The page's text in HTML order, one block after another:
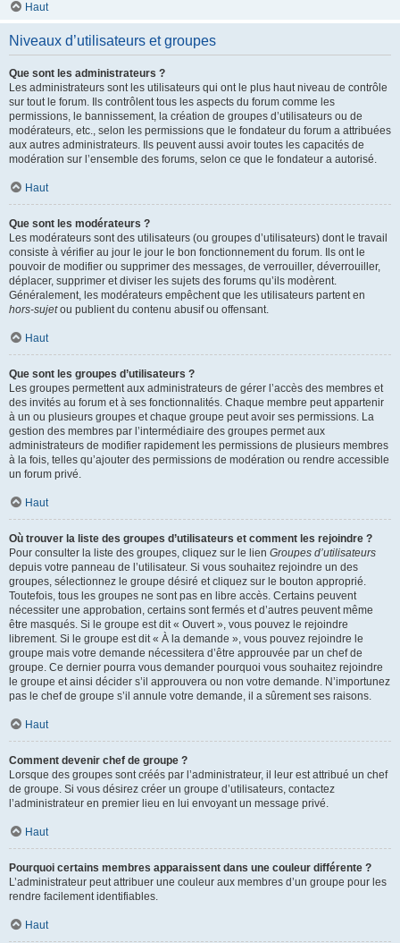
Haut
Niveaux d’utilisateurs et groupes
Que sont les administrateurs ?
Les administrateurs sont les utilisateurs qui ont le plus haut niveau de contrôle
sur tout le forum. Ils contrôlent tous les aspects du forum comme les
permissions, le bannissement, la création de groupes d’utilisateurs ou de
modérateurs, etc., selon les permissions que le fondateur du forum a attribuées
aux autres administrateurs. Ils peuvent aussi avoir toutes les capacités de
modération sur l’ensemble des forums, selon ce que le fondateur a autorisé.
Haut
Que sont les modérateurs ?
Les modérateurs sont des utilisateurs (ou groupes d’utilisateurs) dont le travail
consiste à vérifier au jour le jour le bon fonctionnement du forum. Ils ont le
pouvoir de modifier ou supprimer des messages, de verrouiller, déverrouiller,
déplacer, supprimer et diviser les sujets des forums qu’ils modèrent.
Généralement, les modérateurs empêchent que les utilisateurs partent en
hors-sujetou publient du contenu abusif ou offensant.
Haut
Que sont les groupes d’utilisateurs ?
Les groupes permettent aux administrateurs de gérer l’accès des membres et
des invités au forum et à ses fonctionnalités. Chaque membre peut appartenir
à un ou plusieurs groupes et chaque groupe peut avoir ses permissions. La
gestion des membres par l’intermédiaire des groupes permet aux
administrateurs de modifier rapidement les permissions de plusieurs membres
à la fois, telles qu’ajouter des permissions de modération ou rendre accessible
un forum privé.
Haut
Où trouver la liste des groupes d’utilisateurs et comment les rejoindre ?
Pour consulter la liste des groupes, cliquez sur le lien Groupes d’utilisateurs
depuis votre panneau de l’utilisateur. Si vous souhaitez rejoindre un des
groupes, sélectionnez le groupe désiré et cliquez sur le bouton approprié.
Toutefois, tous les groupes ne sont pas en libre accès. Certains peuvent
nécessiter une approbation, certains sont fermés et d’autres peuvent même
être masqués. Si le groupe est dit « Ouvert », vous pouvez le rejoindre
librement. Si le groupe est dit « À la demande », vous pouvez rejoindre le
groupe mais votre demande nécessitera d’être approuvée par un chef de
groupe. Ce dernier pourra vous demander pourquoi vous souhaitez rejoindre
le groupe et ainsi décider s’il approuvera ou non votre demande. N’importunez
pas le chef de groupe s’il annule votre demande, il a sûrement ses raisons.
Haut
Comment devenir chef de groupe ?
Lorsque des groupes sont créés par l’administrateur, il leur est attribué un chef
de groupe. Si vous désirez créer un groupe d’utilisateurs, contactez
l’administrateur en premier lieu en lui envoyant un message privé.
Haut
Pourquoi certains membres apparaissent dans une couleur différente ?
L’administrateur peut attribuer une couleur aux membres d’un groupe pour les
rendre facilement identifiables.
Haut